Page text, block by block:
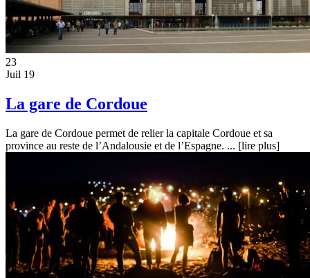
23
Juil 19
La gare de Cordoue
La gare de Cordoue permet de relier la capitale Cordoue et sa
province au reste de l’Andalousie et de l’Espagne. ... [lire plus]